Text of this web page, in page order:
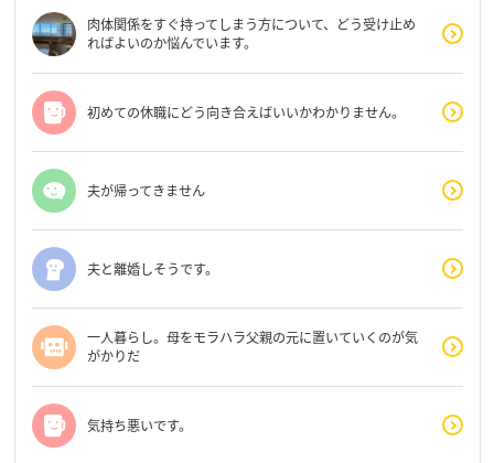
肉体関係をすぐ持ってしまう方について、どう受け止め
ればよいのか悩んでいます。
初めての休職にどう向き合えばいいかわかりません。
夫が帰ってきません
夫と離婚しそうです。
一人暮らし。母をモラハラ父親の元に置いていくのが気
がかりだ
気持ち悪いです。